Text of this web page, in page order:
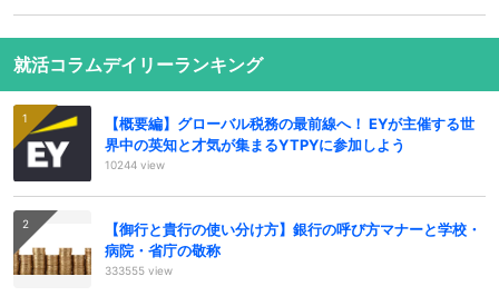
就活コラムデイリーランキング
【概要編】グローバル税務の最前線へ！ EYが主催する世
界中の英知と才気が集まるYTPYに参加しよう
10244 view
【御行と貴行の使い分け方】銀行の呼び方マナーと学校・
病院・省庁の敬称
333555 view